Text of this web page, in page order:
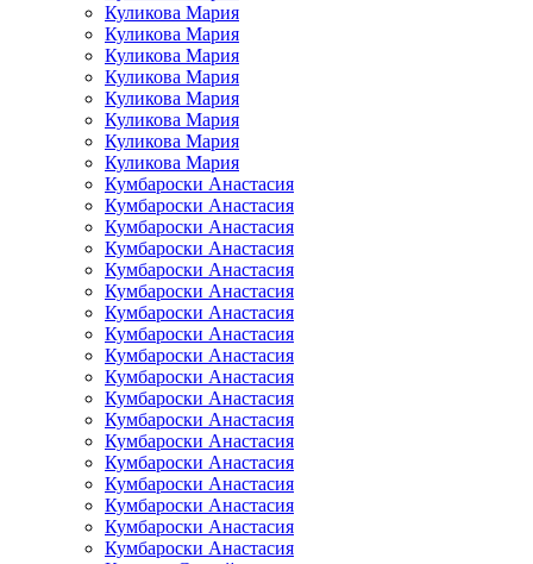
Куликова Мария
Куликова Мария
Куликова Мария
Куликова Мария
Куликова Мария
Куликова Мария
Куликова Мария
Куликова Мария
Кумбароски Анастасия
Кумбароски Анастасия
Кумбароски Анастасия
Кумбароски Анастасия
Кумбароски Анастасия
Кумбароски Анастасия
Кумбароски Анастасия
Кумбароски Анастасия
Кумбароски Анастасия
Кумбароски Анастасия
Кумбароски Анастасия
Кумбароски Анастасия
Кумбароски Анастасия
Кумбароски Анастасия
Кумбароски Анастасия
Кумбароски Анастасия
Кумбароски Анастасия
Кумбароски Анастасия